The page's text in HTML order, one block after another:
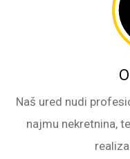
Naš ured nudi
najmu nekretnina,